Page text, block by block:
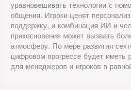
уравновешивать технологии с
общения. Игроки ценят
поддержку, и комбинация ИИ и
прикосновения может вызвать
атмосферу. По мере развития
цифровом прогрессе будет иметь
для менеджеров и игроков в